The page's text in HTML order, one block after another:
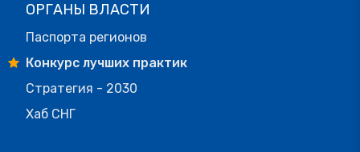
ОРГАНЫ ВЛАСТИ
Паспорта регионов
Конкурс лучших практик
Стратегия - 2030
Хаб СНГ